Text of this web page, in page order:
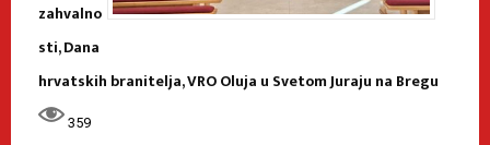
zahvalno
sti, Dana
hrvatskih branitelja, VRO Oluja u Svetom Juraju na Bregu
359